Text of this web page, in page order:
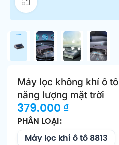
Máy lọc không khí ô
năng lượng mặt trời
379.000 ₫
PHÂN LOẠI
Máy lọc khí ô tô 8813